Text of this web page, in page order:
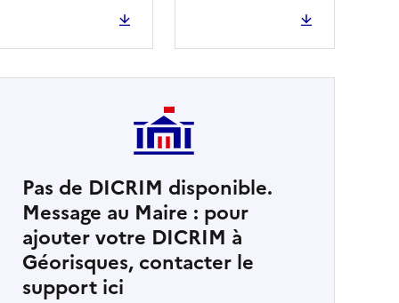
Pas de DICRIM disponible.
Message au Maire : pour
ajouter votre DICRIM à
Géorisques, contacter le
support ici